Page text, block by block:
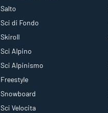
Salto
Sci di Fondo
Skiroll
Sci Alpino
Sci Alpinismo
Freestyle
Snowboard
Sci Velocita